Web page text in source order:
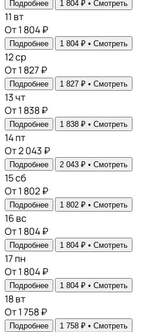
Подробнее 1 804 ₽ • Смотреть
11 вт
От 1 804 ₽
Подробнее 1 804 ₽ • Смотреть
12ср
От 1 827 ₽
Подробнее 1 827 ₽ • Смотреть
13чт
От 1 838 ₽
Подробнее 1 838 ₽ • Смотреть
14пт
От 2 043 ₽
Подробнее 2 043 ₽ • Смотреть
15сб
От 1 802 ₽
Подробнее 1 802 ₽ • Смотреть
16 вс
От 1 804 ₽
Подробнее 1 804 ₽ • Смотреть
17пн
От 1 804 ₽
Подробнее 1 804 ₽ • Смотреть
18вт
От 1 758 ₽
Подробнее 1 758 ₽ • Смотреть